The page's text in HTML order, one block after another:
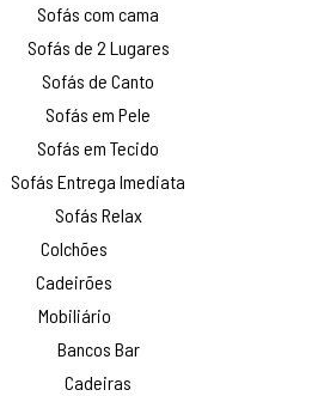
Sofás com cama
Sofás de 2 Lugares
Sofás de Canto
Sofás em Pele
Sofás em Tecido
Sofás Entrega Imediata
Sofás Relax
Colchões
Cadeirões
Mobiliário
Bancos Bar
Cadeiras